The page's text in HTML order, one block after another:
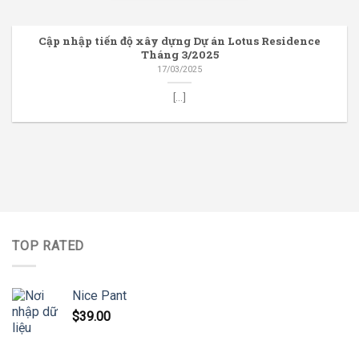
Cập nhập tiến độ xây dựng Dự án Lotus Residence
Tháng 3/2025
17/03/2025
[...]
TOP RATED
Nice Pant
$39.00